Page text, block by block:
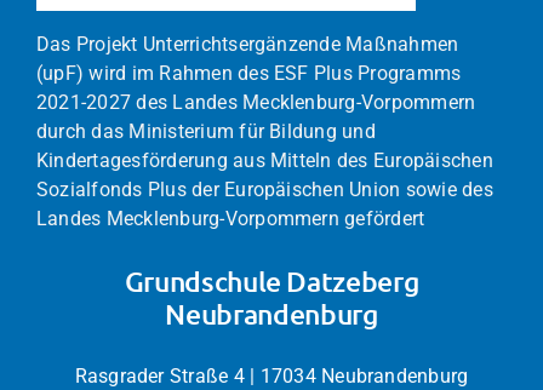
Das Projekt Unterrichtsergänzende Maßnahmen
(upF) wird im Rahmen des ESF Plus Programms
2021-2027 des Landes Mecklenburg-Vorpommern
durch das Ministerium für Bildung und
Kindertagesförderung aus Mitteln des Europäischen
Sozialfonds Plus der Europäischen Union sowie des
Landes Mecklenburg-Vorpommern gefördert
Grundschule Datzeberg
Neubrandenburg
Rasgrader Straße 4 | 17034 Neubrandenburg